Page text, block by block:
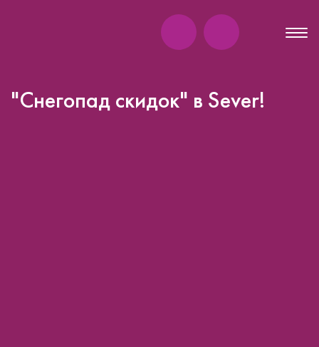
"Снегопад скидок" в Sever!